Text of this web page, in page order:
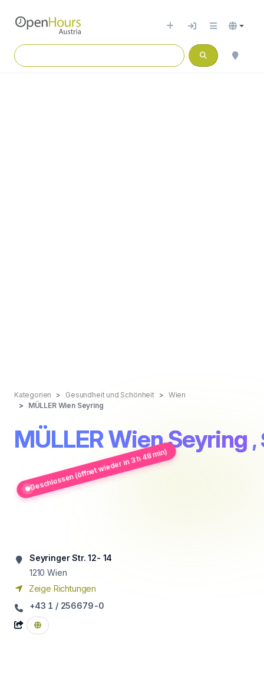
Kategorien Gesundheit und Schönheit
Wien
MÜLLER Wien Seyring
MÜLLER Wien Seyring ,
Geschlossen (öffnet wieder in 3 h 48 min)
Seyringer Str. 12- 14
1210 Wien
Zeige Richtungen
+43 1 / 256679-0